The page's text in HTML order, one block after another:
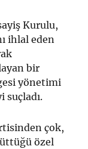
Kurulu,
ihlal eden
bir
yönetimi
suçladı.
çok,
özel